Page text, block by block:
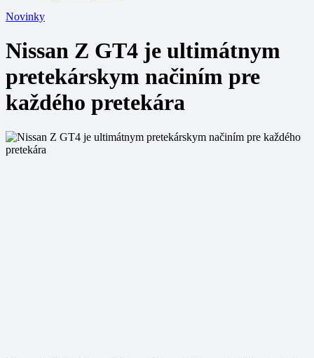
Novinky
Nissan Z GT4 je ultimátnym
pretekárskym načiním pre
každého pretekára